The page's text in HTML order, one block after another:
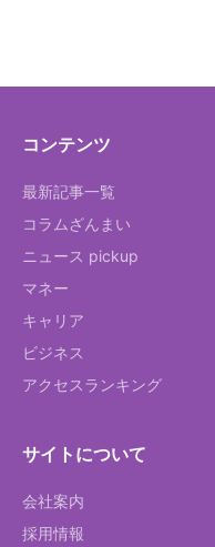
コンテンツ
最新記事一覧
コラムざんまい
ニュース pickup
マネー
キャリア
ビジネス
アクセスランキング
サイトについて
会社案内
採用情報